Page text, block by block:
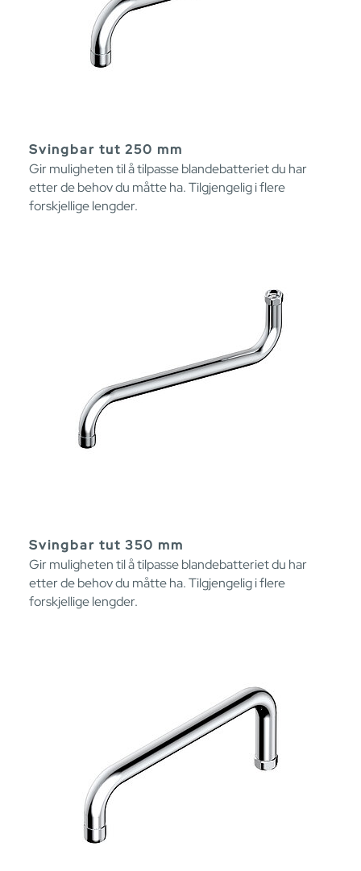
Svingbar tut 250 mm
Gir muligheten til å tilpasse blandebatteriet du har
etter de behov du måtte ha. Tilgjengelig i flere
forskjellige lengder.
Svingbar tut 350 mm
Gir muligheten til å tilpasse blandebatteriet du har
etter de behov du måtte ha. Tilgjengelig i flere
forskjellige lengder.